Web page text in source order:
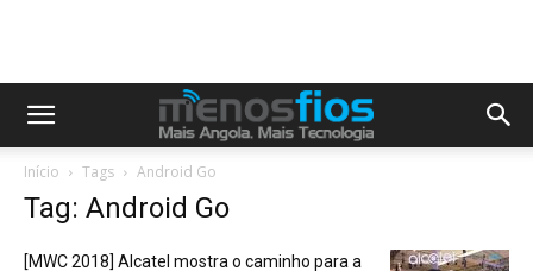
Início Tags Android Go
Tag: Android Go
[MWC 2018] Alcatel mostra o caminho para a